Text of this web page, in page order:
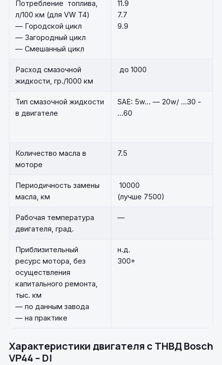
Потребление топлива,
л/100 км (для VW T4)
— Городской цикл
— Загородный цикл
— Смешанный цикл
11.9
7.7
9.9
Расход смазочной
жидкости, гр./1000 км
до 1000
Тип смазочной жидкости
в двигателе
SAE: 5w… — 20w/ …30 -
…60
Количество масла в
моторе
7.5
Периодичность замены
масла, км
10000
(лучше 7500)
Рабочая температура
двигателя, град.
—
Приблизительный
ресурс мотора, без
осуществления
капитального ремонта,
тыс. км
— по данным завода
— на практике
н.д.
300+
Характеристики двигателя с ТНВД Bosch
VP44 – DI